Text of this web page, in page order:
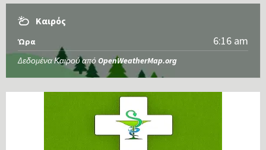
Καιρός
Ώρα 6:16 am
Δεδομένα Καιρού από OpenWeatherMap.org